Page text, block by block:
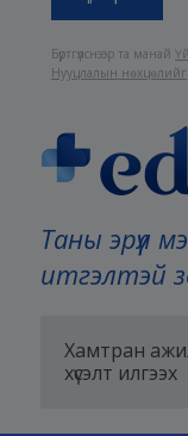
Таны эрүүл
итгэлтэй
Хамтран
хүсэлт илгээх
Бүртгүүлснээр та манай
Нууцлалын нөхцөлийг